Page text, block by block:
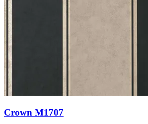
Crown M1707